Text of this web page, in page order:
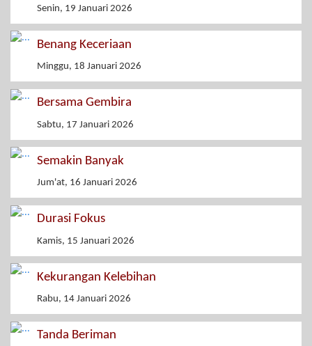
Senin, 19 Januari 2026
Benang Keceriaan
Minggu, 18 Januari 2026
Bersama Gembira
Sabtu, 17 Januari 2026
Semakin Banyak
Jum'at, 16 Januari 2026
Durasi Fokus
Kamis, 15 Januari 2026
Kekurangan Kelebihan
Rabu, 14 Januari 2026
Tanda Beriman